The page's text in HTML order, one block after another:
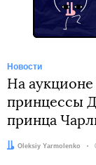
Новости
На
принцессы
принца
Автор:
Oleksiy Yarmolenko